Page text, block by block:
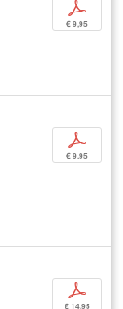
p
€ 9,95
p
€ 9,95
p
€ 14,95